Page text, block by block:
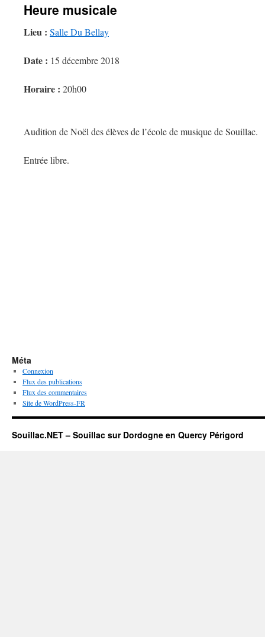
Heure musicale
Lieu : Salle Du Bellay
Date : 15 décembre 2018
Horaire : 20h00
Audition de Noël des élèves de l’école de musique de Souillac.
Entrée libre.
Méta
Connexion
Flux des publications
Flux des commentaires
Site de WordPress-FR
Souillac.NET – Souillac sur Dordogne en Quercy Périgord